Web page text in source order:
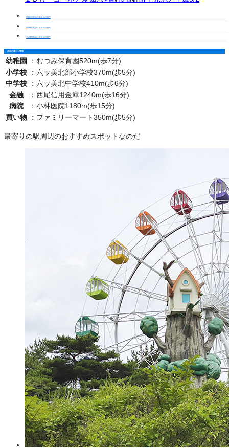
岡崎市周辺の２ＤＫの物件
岡崎駅周辺の２ＤＫの物件
六名駅周辺の２ＤＫの物件
周辺の暮らし情報
幼稚園 ： むつみ保育園520m(歩7分)
小学校
： 六ッ美北部小学校370m(歩5分)
中学校
： 六ッ美北中学校410m(歩6分)
金融
： 西尾信用金庫1240m(歩16分)
病院
： 小林医院1180m(歩15分)
買い物
： ファミリーマート350m(歩5分)
最寄りの駅周辺のおすすめスポットなのだ